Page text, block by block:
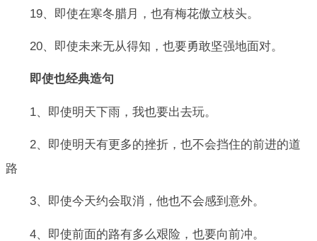
19、即使在寒冬腊月，也有梅花傲立枝头。
20、即使未来无从得知，也要勇敢坚强地面对。
即使也经典造句
1、即使明天下雨，我也要出去玩。
2、即使明天有更多的挫折，也不会挡住的前进的道
路
3、即使今天约会取消，他也不会感到意外。
4、即使前面的路有多么艰险，也要向前冲。